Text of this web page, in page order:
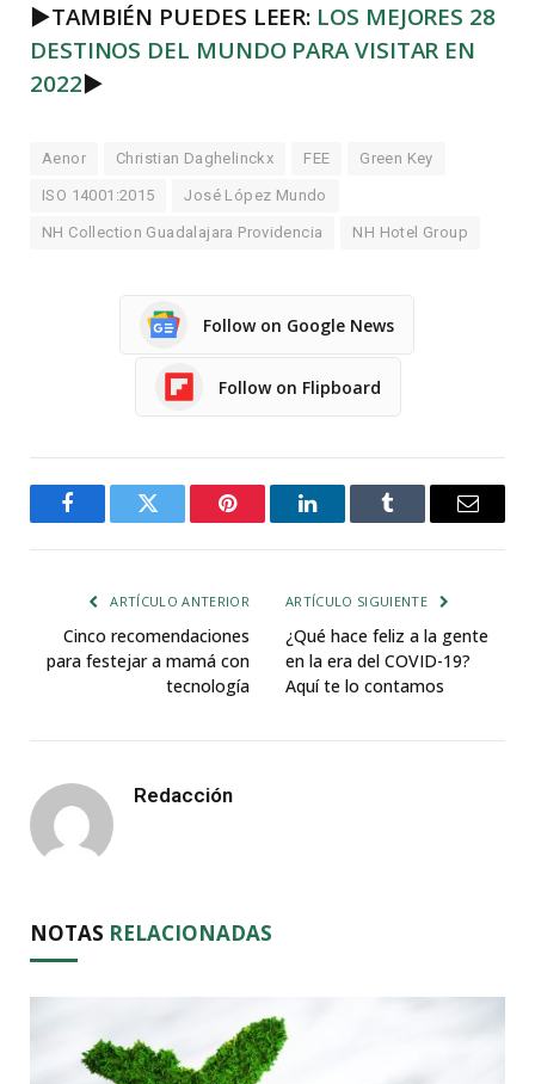
►TAMBIÉN PUEDES LEER: LOS MEJORES 28
DESTINOS DEL MUNDO PARA VISITAR EN
2022►
Aenor Christian Daghelinckx FEE Green Key
ISO 14001:2015 José López Mundo
NH Collection Guadalajara Providencia NH Hotel Group
Follow on Google News
Follow on Flipboard
FacebookTwitter Pinterest LinkedInTumblr Email
ARTÍCULO ANTERIOR
Cinco recomendaciones
para festejar a mamá con
tecnología
ARTÍCULO SIGUIENTE
¿Qué hace feliz a la gente
en la era del COVID-19?
Aquí te lo contamos
Redacción
NOTAS RELACIONADAS